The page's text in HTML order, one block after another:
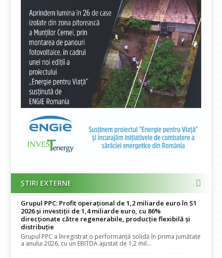
ȘTIRI EXTERNE
Grupul PPC: Profit operațional de 1,2 miliarde euro în S1
2026 și investiții de 1,4 miliarde euro, cu 86%
direcționate către regenerabile, producție flexibilă și
distribuție
Grupul PPC a înregistrat o performanță solidă în prima jumătate
a anului 2026, cu un EBITDA ajustat de 1,2 mil...